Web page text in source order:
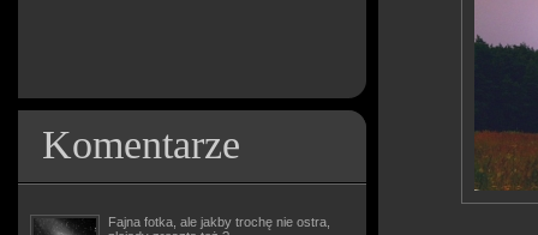
Komentarze
Fajna fotka, ale jakby trochę nie ostra,